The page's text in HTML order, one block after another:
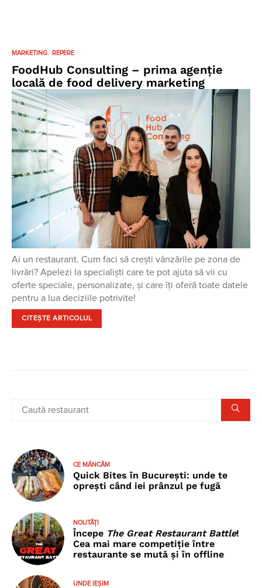
MARKETING REPERE
FoodHub Consulting – prima agenție
locală de food delivery marketing
Ai un restaurant. Cum faci să crești vânzările pe zona de
livrări? Apelezi la specialiști care te pot ajuta să vii cu
oferte speciale, personalizate, și care îți oferă toate datele
pentru a lua deciziile potrivite!
CITEȘTE ARTICOLUL
CE MÂNCĂM
Quick Bites în București: unde te
oprești când iei prânzul pe fugă
NOUTĂȚI
Începe The Great Restaurant Battle!
Cea mai mare competiție între
restaurante se mută și în offline
UNDE IEȘIM